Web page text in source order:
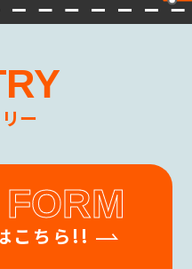
ー
こちら!!